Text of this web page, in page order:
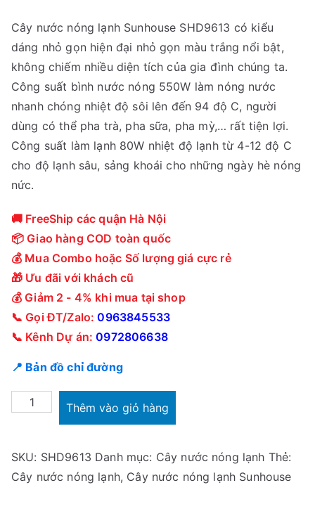
á
g
ố
c
à
:
2
0
.
á
h
i
ệ
n
t
ạ
i
2
5
0
₫
Cây nước nóng lạnh Sunhouse SHD9613 có kiểu
dáng nhỏ gọn hiện đại nhỏ gọn màu trắng nổi bật,
không chiếm nhiều diện tích của gia đình chúng ta.
Công suất bình nước nóng 550W làm nóng nước
nhanh chóng nhiệt độ sôi lên đến 94 độ C, người
dùng có thể pha trà, pha sữa, pha mỳ,… rất tiện lợi.
Công suất làm lạnh 80W nhiệt độ lạnh từ 4-12 độ C
cho độ lạnh sâu, sảng khoái cho những ngày hè nóng
nức.
🚚 FreeShip các quận Hà Nội
📦 Giao hàng COD toàn quốc
💰 Mua Combo hoặc Số lượng giá cực rẻ
🎁 Ưu đãi với khách cũ
💰 Giảm 2 - 4% khi mua tại shop
📞 Gọi ĐT/Zalo:0963845533
📞 Kênh Dự án:0972806638
📍 Bản đồ chỉ đường
Cây
lạnh
Sunhouse
Thêm vào giỏ hàng
SKU: SHD9613 Danh mục: Cây nước nóng lạnh Thẻ:
Cây nước nóng lạnh, Cây nước nóng lạnh Sunhouse